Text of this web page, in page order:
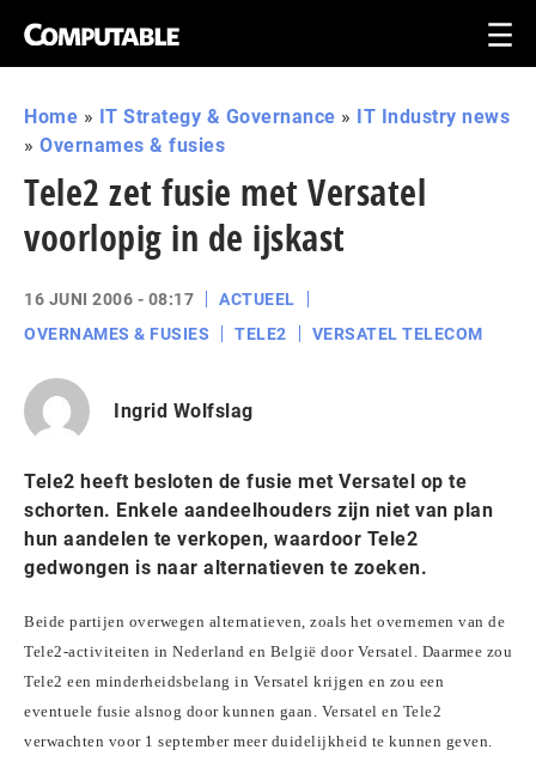
Home » IT Strategy & Governance » IT Industry news
» Overnames & fusies
Tele2 zet fusie met Versatel
voorlopig in de ijskast
16 JUNI 2006 - 08:17
ACTUEEL
OVERNAMES & FUSIES
TELE2 VERSATEL TELECOM
Ingrid Wolfslag
Tele2 heeft besloten de fusie met Versatel op te
schorten. Enkele aandeelhouders zijn niet van plan
hun aandelen te verkopen, waardoor Tele2
gedwongen is naar alternatieven te zoeken.
Beide partijen overwegen alternatieven, zoals het overnemen van de
Tele2-activiteiten in Nederland en België door Versatel. Daarmee zou
Tele2 een minderheidsbelang in Versatel krijgen en zou een
eventuele fusie alsnog door kunnen gaan. Versatel en Tele2
verwachten voor 1 september meer duidelijkheid te kunnen geven.